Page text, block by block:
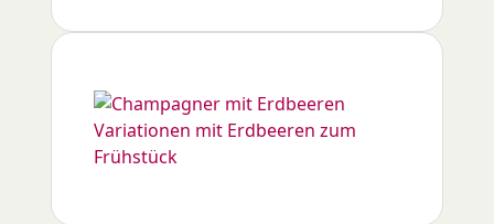
Variationen mit Erdbeeren zum
Frühstück